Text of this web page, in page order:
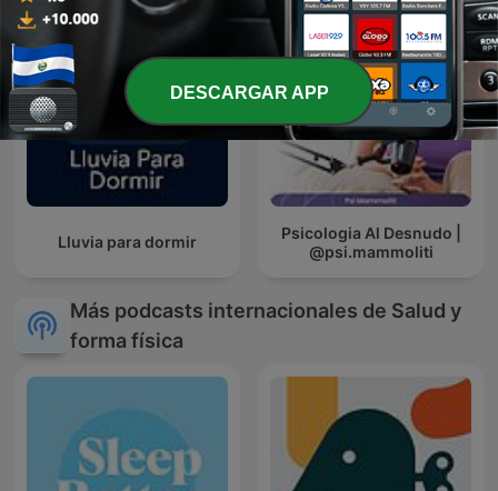
Lluvia para dormir
Psicologia Al Desnudo |
@psi.mammoliti
Más podcasts internacionales de Salud y
forma física
DESCARGAR APP